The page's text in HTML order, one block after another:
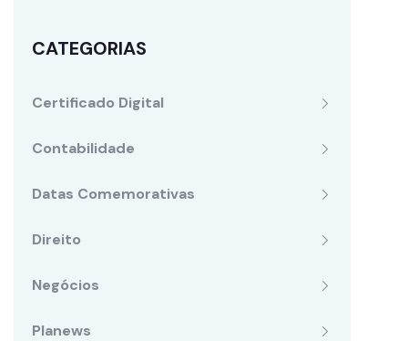
CATEGORIAS
Certificado Digital
Contabilidade
Datas Comemorativas
Direito
Negócios
Planews